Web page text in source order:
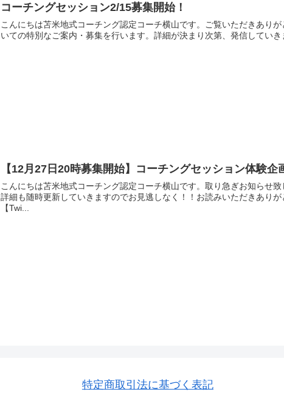
コーチングセッション2/15募集開始！
こんにちは苫米地式コーチング認定コーチ横山です。ご覧いただきあり
いての特別なご案内・募集を行います。詳細が決まり次第、発信してい
【12月27日20時募集開始】コーチングセッション体験企
こんにちは苫米地式コーチング認定コーチ横山です。取り急ぎお知らせ
詳細も随時更新していきますのでお見逃しなく！！お読みいただきあり
【Twi...
特定商取引法に基づく表記